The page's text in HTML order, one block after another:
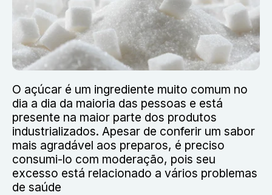
O açúcar é um ingrediente muito comum no
dia a dia da maioria das pessoas e está
presente na maior parte dos produtos
industrializados. Apesar de conferir um sabor
mais agradável aos preparos, é preciso
consumi-lo com moderação, pois seu
excesso está relacionado a vários problemas
de saúde